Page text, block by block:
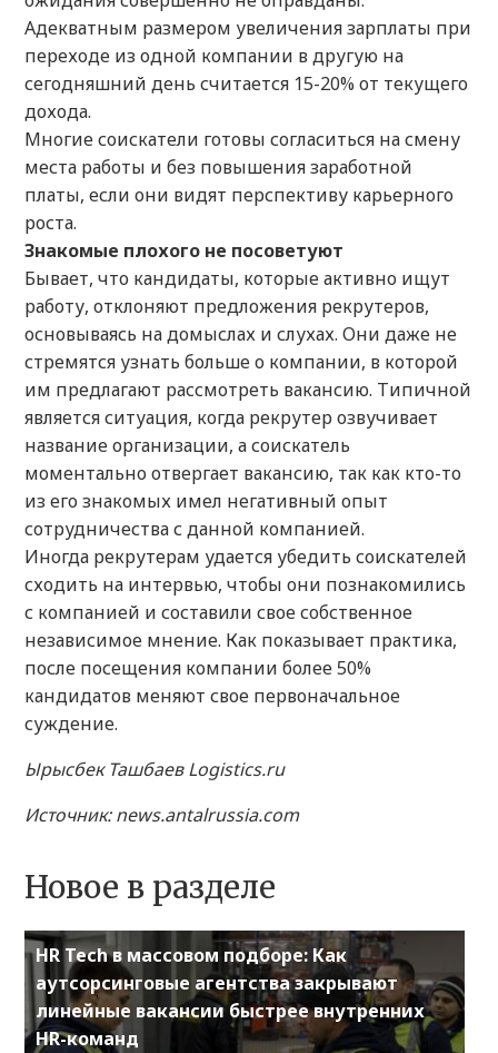
Адекватным размером увеличения зарплаты при
переходе из одной компании в другую на
сегодняшний день считается 15-20% от текущего
дохода.
Многие соискатели готовы согласиться на смену
места работы и без повышения заработной
платы, если они видят перспективу карьерного
роста.
Знакомые плохого не посоветуют
Бывает, что кандидаты, которые активно ищут
работу, отклоняют предложения рекрутеров,
основываясь на домыслах и слухах. Они даже не
стремятся узнать больше о компании, в которой
им предлагают рассмотреть вакансию. Типичной
является ситуация, когда рекрутер озвучивает
название организации, а соискатель
моментально отвергает вакансию, так как кто-то
из его знакомых имел негативный опыт
сотрудничества с данной компанией.
Иногда рекрутерам удается убедить соискателей
сходить на интервью, чтобы они познакомились
с компанией и составили свое собственное
независимое мнение. Как показывает практика,
после посещения компании более 50%
кандидатов меняют свое первоначальное
суждение.
Ырысбек Ташбаев Logistics.ru
Источник: news.antalrussia.com
Новое в разделе
HR Tech в массовом подборе: Как
аутсорсинговые агентства закрывают
линейные вакансии быстрее внутренних
HR-команд